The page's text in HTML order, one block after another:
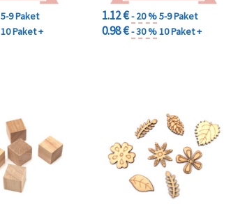
5-9 Paket
10 Paket +
1.12 €- 20 %5-9 Paket
0.98 €- 30 %10 Paket +